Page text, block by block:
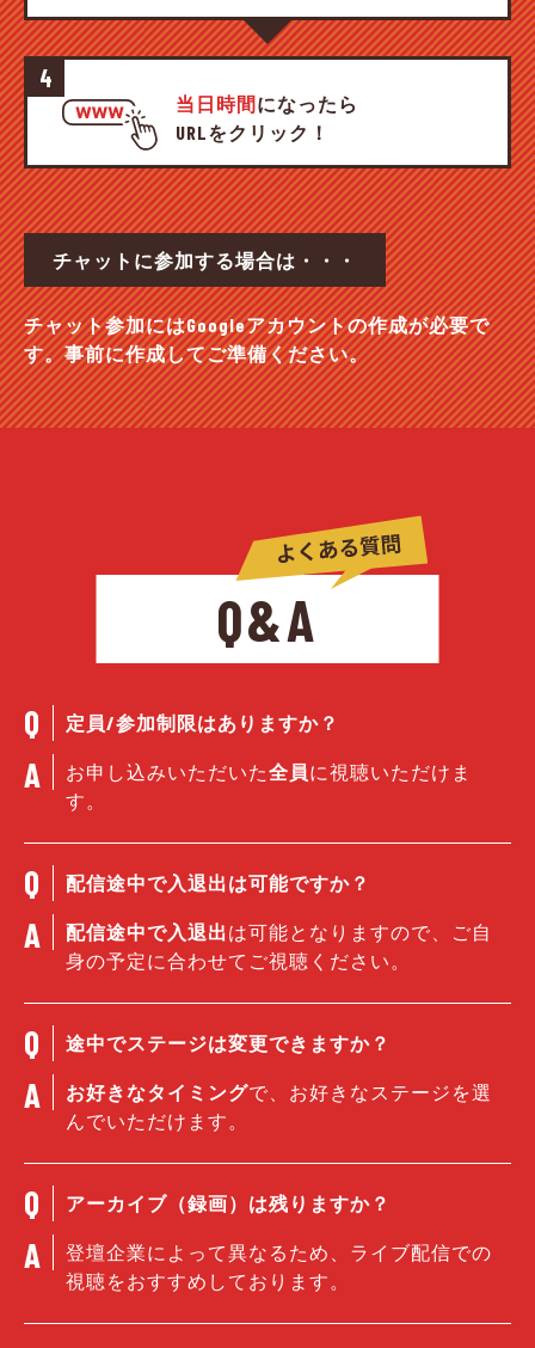
4
当日時間になったら
URLをクリック！
チャットに参加する場合は・・・
チャット参加にはGoogleアカウントの作成が必要で
す。事前に作成してご準備ください。
Q&A
定員/参加制限はありますか？
お申し込みいただいた全員に視聴いただけま
す。
配信途中で入退出は可能ですか？
配信途中で入退出は可能となりますので、ご自
身の予定に合わせてご視聴ください。
途中でステージは変更できますか？
お好きなタイミングで、お好きなステージを選
んでいただけます。
アーカイブ（録画）は残りますか？
登壇企業によって異なるため、ライブ配信での
視聴をおすすめしております。